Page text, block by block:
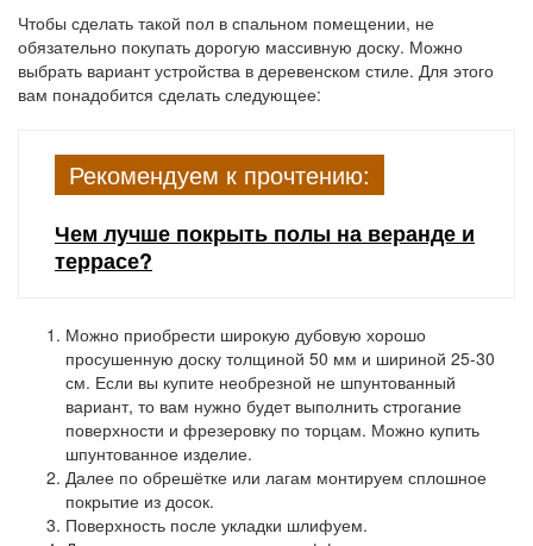
Чтобы сделать такой пол в спальном помещении, не
обязательно покупать дорогую массивную доску. Можно
выбрать вариант устройства в деревенском стиле. Для этого
вам понадобится сделать следующее:
Рекомендуем к прочтению:
Чем лучше покрыть полы на веранде и
террасе?
Можно приобрести широкую дубовую хорошо
просушенную доску толщиной 50 мм и шириной 25-30
см. Если вы купите необрезной не шпунтованный
вариант, то вам нужно будет выполнить строгание
поверхности и фрезеровку по торцам. Можно купить
шпунтованное изделие.
Далее по обрешётке или лагам монтируем сплошное
покрытие из досок.
Поверхность после укладки шлифуем.